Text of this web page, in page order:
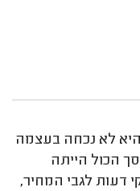
היא לא נכחה בעצמה
הכול הייתה
דעות לגבי המחיר,